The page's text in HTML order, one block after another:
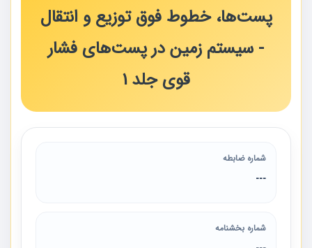
پست‌ها، خطوط فوق توزیع و انتقال
- سیستم زمین در پست‌های فشار
قوی جلد 1
شماره ضابطه
---
شماره بخشنامه